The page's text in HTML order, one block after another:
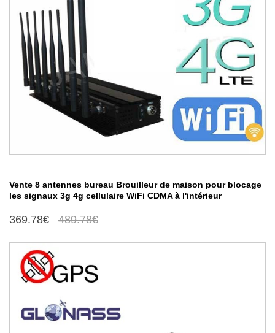
Vente 8 antennes bureau Brouilleur de maison pour blocage
les signaux 3g 4g cellulaire WiFi CDMA à l'intérieur
369.78€ 489.78€